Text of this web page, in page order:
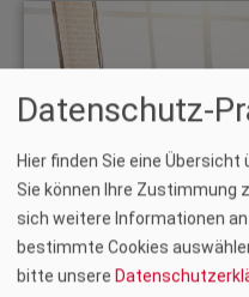
Datenschutz-
Hier finden Sie eine
Sie können Ihre Zustimmung
sich weitere Informationen
bestimmte Cookies
bitte unsere